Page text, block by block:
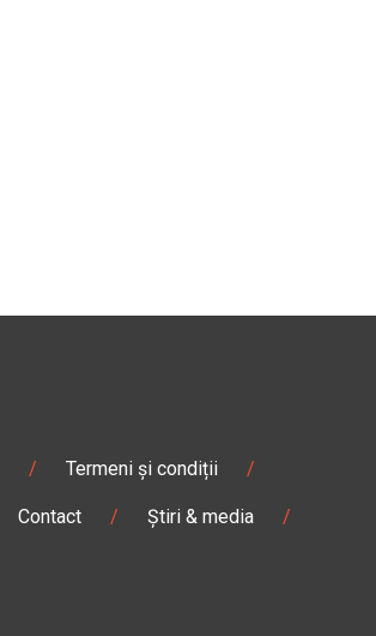
/ Termeni și condiții /
Contact / Știri & media /